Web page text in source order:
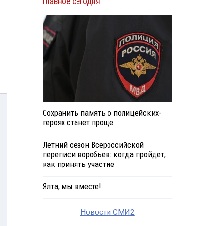
Сохранить память о полицейских-
героях станет проще
Летний сезон Всероссийской
переписи воробьев: когда пройдет,
как принять участие
Ялта, мы вместе!
Новости СМИ2